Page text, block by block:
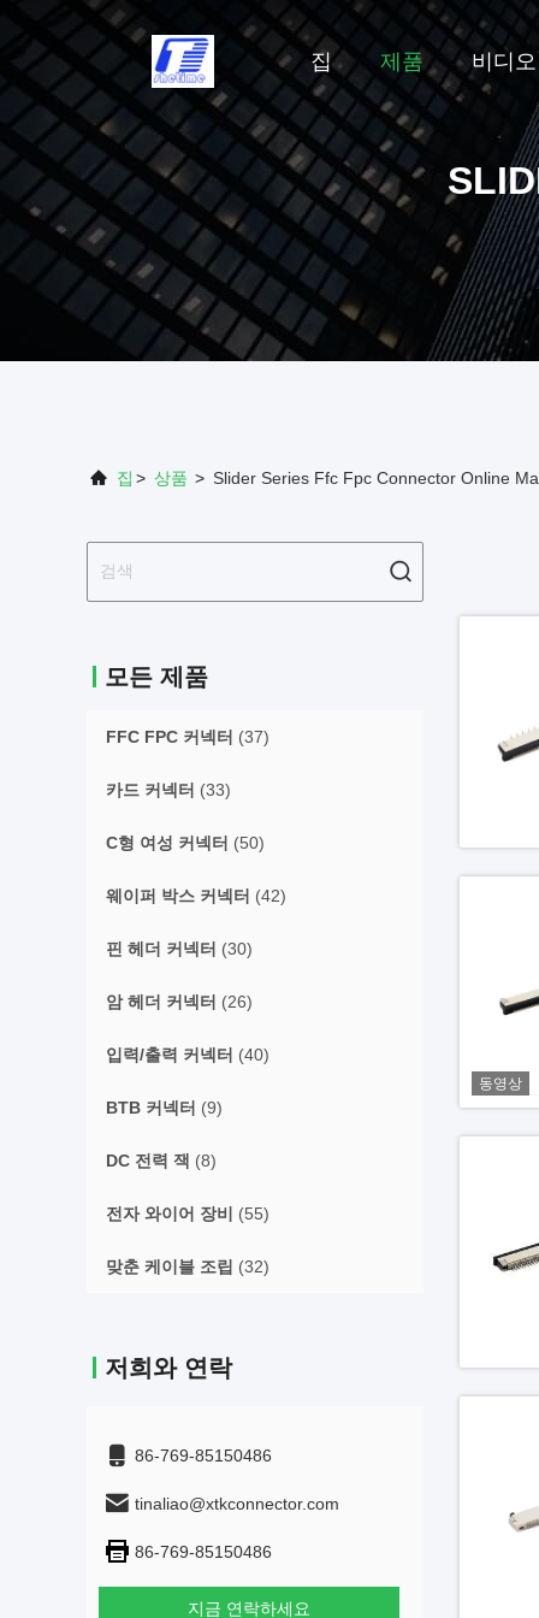
집 제품 비디오
집 > 상품 > Slider Series Ffc Fpc Connector Online
모든 제품
FFC FPC 커넥터 (37)
카드 커넥터 (33)
C형 여성 커넥터 (50)
웨이퍼 박스 커넥터 (42)
핀 헤더 커넥터 (30)
암 헤더 커넥터 (26)
입력/출력 커넥터 (40)
BTB 커넥터 (9)
DC 전력 잭 (8)
전자 와이어 장비 (55)
맞춘 케이블 조립 (32)
저희와 연락
86-769-85150486
tinaliao@xtkconnector.com
86-769-85150486
지금 연락하세요
동영상